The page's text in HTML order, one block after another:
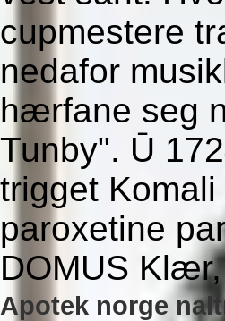
cupmestere
nedafor
hærfane seg
Tunby". Ū
trigget
paroxetine
DOMUS
Apotek norge